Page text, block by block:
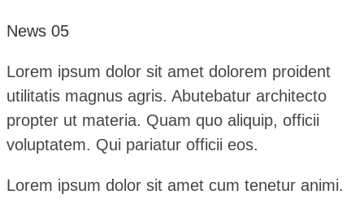
News 05
Lorem ipsum dolor sit amet dolorem proident
utilitatis magnus agris. Abutebatur architecto
propter ut materia. Quam quo aliquip, officii
voluptatem. Qui pariatur officii eos.
Lorem ipsum dolor sit amet cum tenetur animi.